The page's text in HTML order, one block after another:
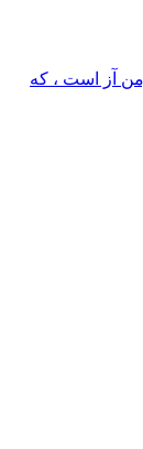
آز است ، که